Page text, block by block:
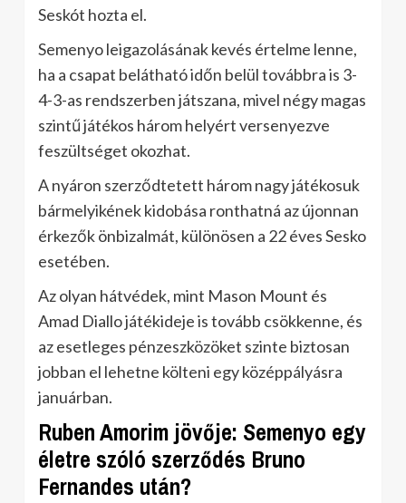
Seskót hozta el.
Semenyo leigazolásának kevés értelme lenne,
ha a csapat belátható időn belül továbbra is 3-
4-3-as rendszerben játszana, mivel négy magas
szintű játékos három helyért versenyezve
feszültséget okozhat.
A nyáron szerződtetett három nagy játékosuk
bármelyikének kidobása ronthatná az újonnan
érkezők önbizalmát, különösen a 22 éves Sesko
esetében.
Az olyan hátvédek, mint Mason Mount és
Amad Diallo játékideje is tovább csökkenne, és
az esetleges pénzeszközöket szinte biztosan
jobban el lehetne költeni egy középpályásra
januárban.
Ruben Amorim jövője: Semenyo egy
életre szóló szerződés Bruno
Fernandes után?